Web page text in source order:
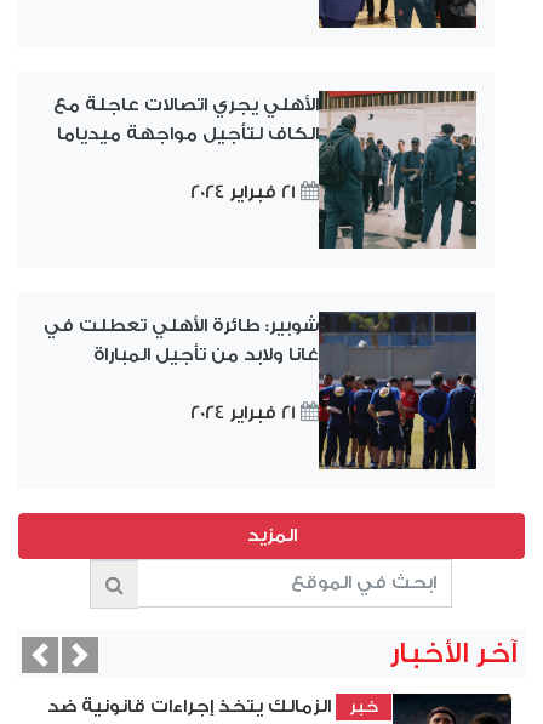
الأهلي يجري اتصالات عاجلة مع
الكاف لتأجيل مواجهة ميدياما
21 فبراير 2024
شوبير: طائرة الأهلي تعطلت في
غانا ولابد من تأجيل المباراة
21 فبراير 2024
آخر الأخبار
خبر
الزمالك يتخذ إجراءات قانونية ضد
Next